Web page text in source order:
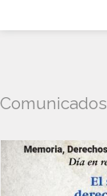
Comunicados